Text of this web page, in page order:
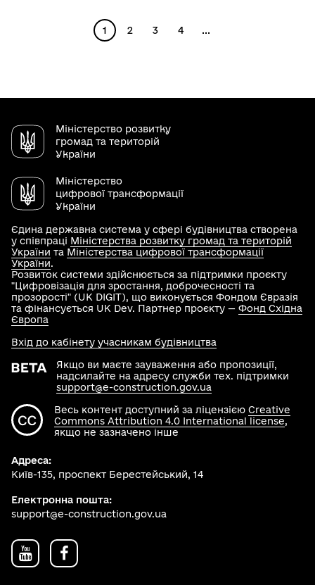
1 2 3 4 ...
Міністерство розвитку
громад та територій
України
Міністерство
цифрової трансформації
України
Єдина державна система у сфері будівництва створена
у співпраці Міністерства розвитку громад та територій
України та Міністерства цифрової трансформації
України.
Розвиток системи здійснюється за підтримки проєкту
"Цифровізація для зростання, доброчесності та
прозорості" (UK DIGIT), що виконується Фондом Євразія
та фінансується UK Dev. Партнер проєкту — Фонд Східна
Європа
Якщо ви маєте зауваження або пропозиції,
надсилайте на адресу служби тех. підтримки
support@e-construction.gov.ua
Весь контент доступний за ліцензією Creative
Commons Attribution 4.0 International license,
якщо не зазначено інше
Вхід до кабінету учасникам будівництва
Адреса:
Київ-135, проспект Берестейський, 14
Електронна пошта:
support@e-construction.gov.ua